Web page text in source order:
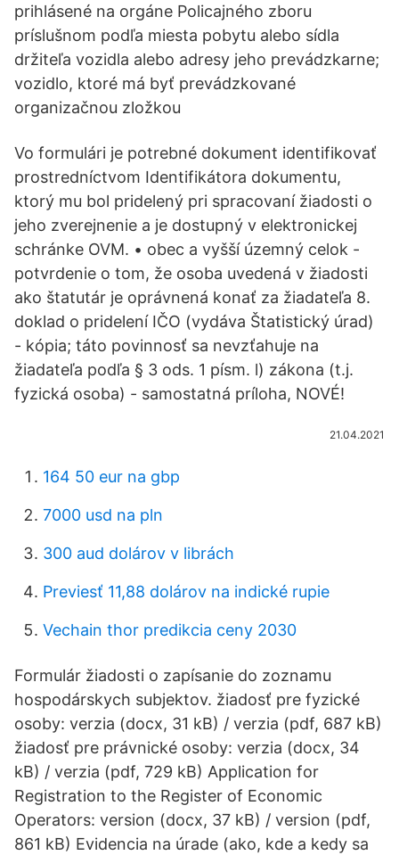
prihlásené na orgáne Policajného zboru
príslušnom podľa miesta pobytu alebo sídla
držiteľa vozidla alebo adresy jeho prevádzkarne;
vozidlo, ktoré má byť prevádzkované
organizačnou zložkou
Vo formulári je potrebné dokument identifikovať
prostredníctvom Identifikátora dokumentu,
ktorý mu bol pridelený pri spracovaní žiadosti o
jeho zverejnenie a je dostupný v elektronickej
schránke OVM. • obec a vyšší územný celok -
potvrdenie o tom, že osoba uvedená v žiadosti
ako štatutár je oprávnená konať za žiadateľa 8.
doklad o pridelení IČO (vydáva Štatistický úrad)
- kópia; táto povinnosť sa nevzťahuje na
žiadateľa podľa § 3 ods. 1 písm. l) zákona (t.j.
fyzická osoba) - samostatná príloha, NOVÉ!
21.04.2021
164 50 eur na gbp
7000 usd na pln
300 aud dolárov v librách
Previesť 11,88 dolárov na indické rupie
Vechain thor predikcia ceny 2030
Formulár žiadosti o zapísanie do zoznamu
hospodárskych subjektov. žiadosť pre fyzické
osoby: verzia (docx, 31 kB) / verzia (pdf, 687 kB)
žiadosť pre právnické osoby: verzia (docx, 34
kB) / verzia (pdf, 729 kB) Application for
Registration to the Register of Economic
Operators: version (docx, 37 kB) / version (pdf,
861 kB) Evidencia na úrade (ako, kde a kedy sa